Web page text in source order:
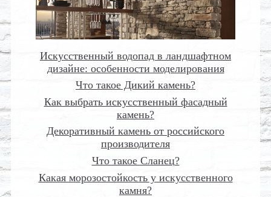
Искусственный водопад в ландшафтном
дизайне: особенности моделирования
Что такое Дикий камень?
Как выбрать искусственный фасадный
камень?
Декоративный камень от российского
производителя
Что такое Сланец?
Какая морозостойкость у искусственного
камня?